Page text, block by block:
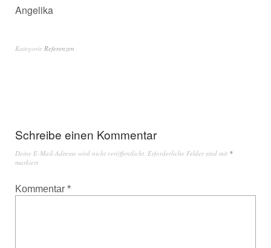
Angelika
Kategorie Referenzen
Schreibe einen Kommentar
Deine E-Mail-Adresse wird nicht veröffentlicht. Erforderliche Felder sind mit *
markiert
Kommentar *